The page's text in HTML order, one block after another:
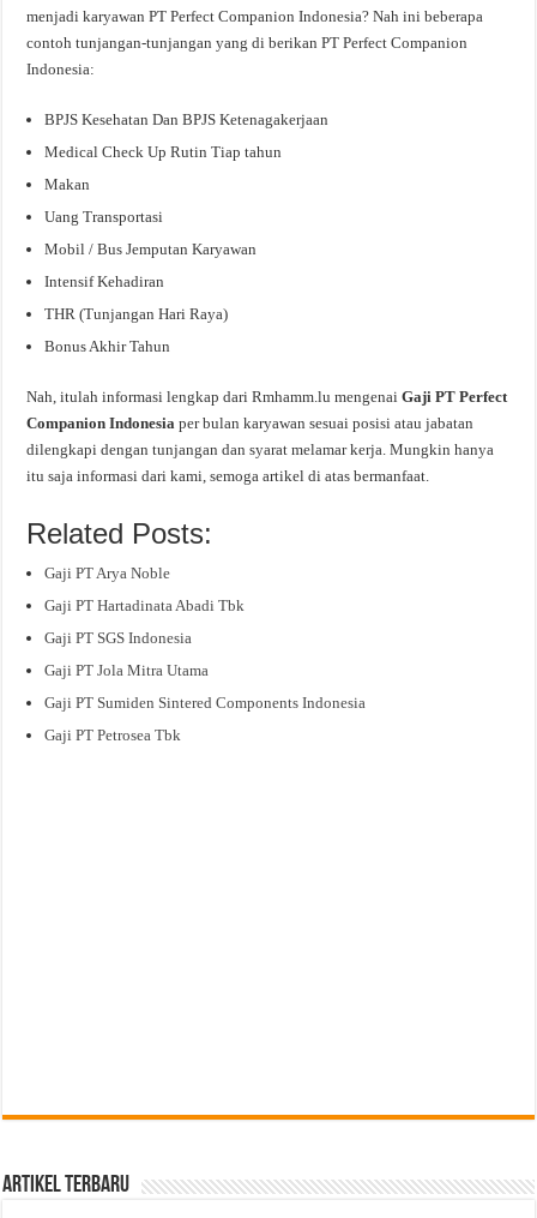
menjadi karyawan PT Perfect Companion Indonesia? Nah ini beberapa
contoh tunjangan-tunjangan yang di berikan PT Perfect Companion
Indonesia:
BPJS Kesehatan Dan BPJS Ketenagakerjaan
Medical Check Up Rutin Tiap tahun
Makan
Uang Transportasi
Mobil / Bus Jemputan Karyawan
Intensif Kehadiran
THR (Tunjangan Hari Raya)
Bonus Akhir Tahun
Nah, itulah informasi lengkap dari Rmhamm.lu mengenaiGaji PT Perfect
Companion Indonesiaper bulan karyawan sesuai posisi atau jabatan
dilengkapi dengan tunjangan dan syarat melamar kerja. Mungkin hanya
itu saja informasi dari kami, semoga artikel di atas bermanfaat.
Related Posts:
Gaji PT Arya Noble
Gaji PT Hartadinata Abadi Tbk
Gaji PT SGS Indonesia
Gaji PT Jola Mitra Utama
Gaji PT Sumiden Sintered Components Indonesia
Gaji PT Petrosea Tbk
Artikel Terbaru